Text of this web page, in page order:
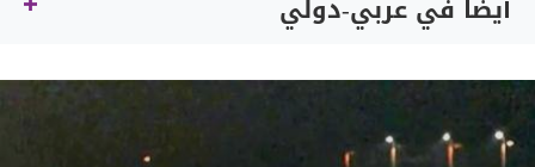
أيضاً في عربي-دولي